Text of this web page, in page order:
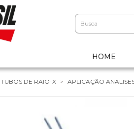
HOME
TUBOS DE RAIO-X APLICAÇÃO